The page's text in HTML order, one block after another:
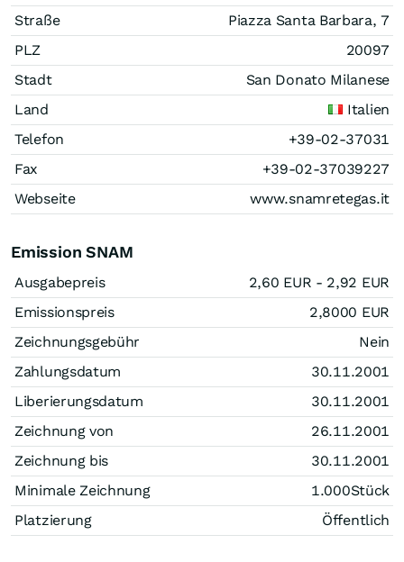
Straße
Piazza Santa Barbara, 7
PLZ
20097
Stadt
San Donato Milanese
Land
Italien
Telefon
+39-02-37031
Fax
+39-02-37039227
Webseite
www.snamretegas.it
Emission SNAM
Ausgabepreis 2,60 EUR - 2,92 EUR
Emissionspreis
2,8000 EUR
Zeichnungsgebühr
Nein
Zahlungsdatum
30.11.2001
Liberierungsdatum
30.11.2001
Zeichnung von
26.11.2001
Zeichnung bis
30.11.2001
Minimale Zeichnung
1.000Stück
Platzierung
Öffentlich